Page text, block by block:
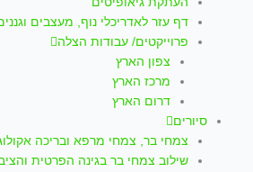
דף עזר לאדריכלי נוף, מעצבים
פרוייקטים/ עבודות הצלה
צפון הארץ
מרכז הארץ
דרום הארץ
סיורים
צמחי בר, צמחי מרפא ובריכה
שילוב צמחי בר בגינה הפרטית